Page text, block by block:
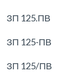
ЗП 125.ПВ
ЗП 125-ПВ
ЗП 125/ПВ